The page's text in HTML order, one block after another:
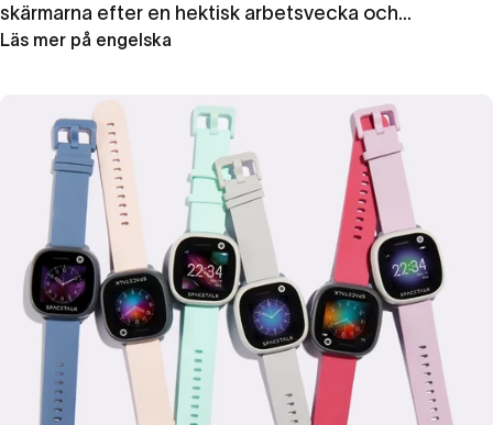
skärmarna efter en hektisk arbetsvecka och...
Läs mer på engelska